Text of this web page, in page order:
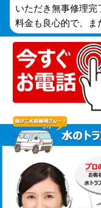
いただき無事修理完
料金も良心的で、ま